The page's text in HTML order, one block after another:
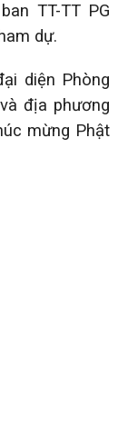
TT-TT PG
dự.
diện Phòng
địa phương
mừng Phật